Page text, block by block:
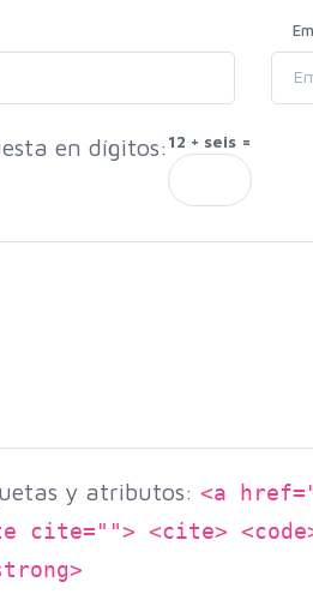
en dígitos: 12 + seis =
y atributos: <a
cite=""> <cite>